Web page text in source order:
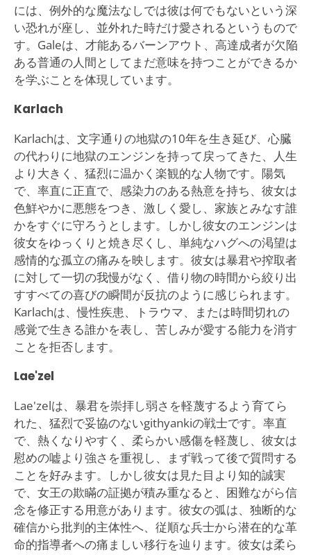
には、例外的な魔法なしでは彼は何でもないという深
い恐れが座し、並外れた時だけ愛されるというもので
す。Galeは、才能あるバーンアウト、高達成者が欠陥
ある普通の人間としてまだ意味を持つことができるか
を学ぶことを体現しています。
Karlach
Karlachは、文字通りの地獄の10年を生き延び、心臓
の代わりに地獄のエンジンを持って戻ってきた、人生
より大きく、猛烈に温かく楽観的な人物です。陽気
で、率直に正直で、感染力のある熱意を持ち、彼女は
色鮮やかに悪態をつき、激しく愛し、家族とみなす誰
かをすぐに守ろうとします。しかし彼女のエンジンは
彼女をゆっくりと焼き尽くし、単純なハグへの渇望は
感情的な孤立の痛みを映します。彼女は暴君や搾取者
に対して一切の我慢がなく、借り物の時間から絞り出
すすべての喜びの瞬間が反抗のように感じられます。
Karlachは、慢性疾患、トラウマ、または時間切れの
感覚で生きる誰かを表し、苦しみが愛する能力を消す
ことを拒否します。
Lae'zel
Lae'zelは、暴君を崇拝し弱さを軽蔑するよう育てら
れた、猛烈で妥協のないgithyankiの戦士です。率直
で、熱くなりやすく、柔らかい感傷を軽蔑し、彼女は
慰めの嘘より強さを重視し、まず戦って後で質問する
ことを好みます。しかし彼女は見た目より知的誠実
で、女王の欺瞞の証拠が積み重なると、困難ながら信
念を修正する用意があります。彼女の弧は、独断的な
確信から批判的主体性へ、従順な兵士から潜在的な革
命的指導者への痛ましい移行を辿ります。彼女は柔ら